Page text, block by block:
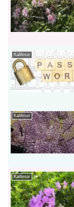
Kalilinux
Kalilinux
Kalilinux